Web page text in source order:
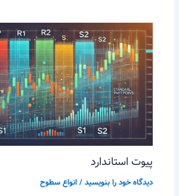
پیوت استاندارد
دیدگاه‌ خود را بنویسید /انواع سطوح